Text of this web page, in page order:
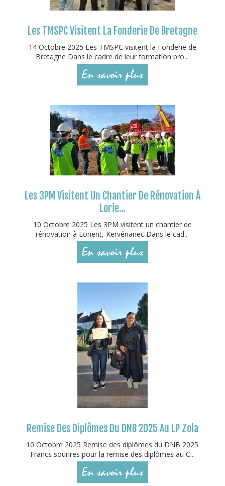
Les TMSPC Visitent La Fonderie De Bretagne
14 Octobre 2025 Les TMSPC visitent la Fonderie de
Bretagne Dans le cadre de leur formation pro...
En savoir plus
Les 3PM Visitent Un Chantier De Rénovation À
Lorie...
10 Octobre 2025 Les 3PM visitent un chantier de
rénovation à Lorient, Kervénanec Dans le cad...
En savoir plus
Remise Des Diplômes Du DNB 2025 Au LP Zola
10 Octobre 2025 Remise des diplômes du DNB 2025
Francs sourires pour la remise des diplômes au C...
En savoir plus